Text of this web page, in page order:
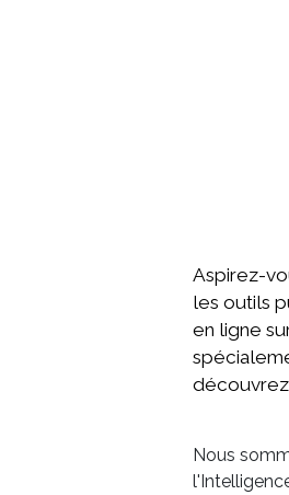
Aspirez-
les outils
en ligne
Nous